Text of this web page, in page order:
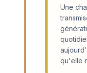
Une
qu'elle